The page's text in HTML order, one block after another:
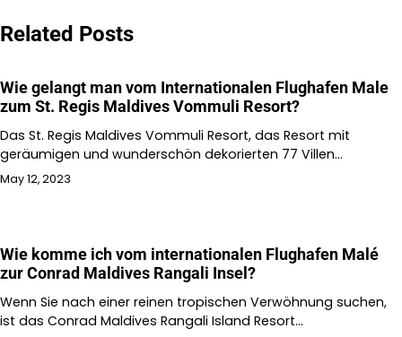
Related Posts
Wie gelangt man vom Internationalen Flughafen Male
zum St. Regis Maldives Vommuli Resort?
Das St. Regis Maldives Vommuli Resort, das Resort mit
geräumigen und wunderschön dekorierten 77 Villen…
May 12, 2023
Wie komme ich vom internationalen Flughafen Malé
zur Conrad Maldives Rangali Insel?
Wenn Sie nach einer reinen tropischen Verwöhnung suchen,
ist das Conrad Maldives Rangali Island Resort…